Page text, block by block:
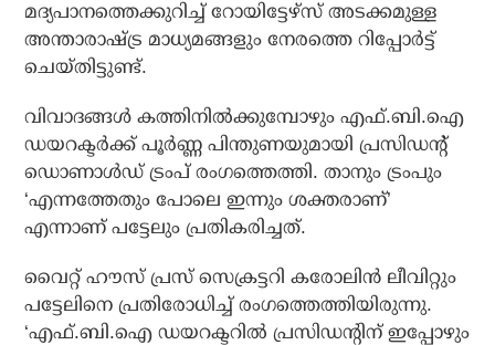
മദ്യപാനത്തെക്കുറിച്ച് റോയിട്ടേഴ്‌സ് അടക്കമുള്ള
അന്താരാഷ്ട്ര മാധ്യമങ്ങളും നേരത്തെ റിപ്പോര്‍ട്ട്
ചെയ്തിട്ടുണ്ട്.
വിവാദങ്ങള്‍ കത്തിനില്‍ക്കുമ്പോഴും എഫ്.ബി.ഐ
ഡയറക്ടര്‍ക്ക് പൂര്‍ണ്ണ പിന്തുണയുമായി പ്രസിഡന്റ്
ഡൊണാള്‍ഡ് ട്രംപ് രംഗത്തെത്തി. താനും ട്രംപും
‘എന്നത്തേതും പോലെ ഇന്നും ശക്തരാണ്’
എന്നാണ് പട്ടേലും പ്രതികരിച്ചത്.
വൈറ്റ് ഹൗസ് പ്രസ് സെക്രട്ടറി കരോലിന്‍ ലീവിറ്റും
പട്ടേലിനെ പ്രതിരോധിച്ച് രംഗത്തെത്തിയിരുന്നു.
‘എഫ്.ബി.ഐ ഡയറക്ടറില്‍ പ്രസിഡന്റിന് ഇപ്പോഴും